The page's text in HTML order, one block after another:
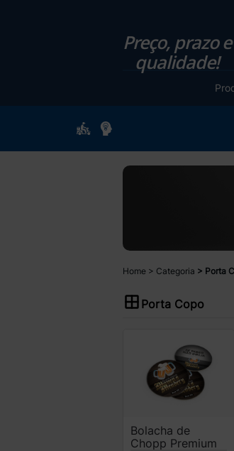
Preço, prazo e
qualidade!
Home Categoria Porta
Porta Copo
Bolacha de
Chopp Premium